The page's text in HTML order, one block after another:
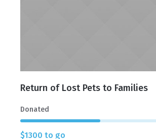
Return of Lost Pets to Families
Donated
$1300 to go